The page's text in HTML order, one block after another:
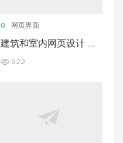
网页界面
建筑和室内网页设计 P
922